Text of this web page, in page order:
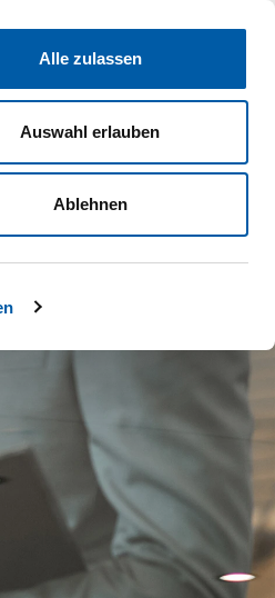
Alle zulassen
Auswahl erlauben
Ablehnen
VAN CLUB